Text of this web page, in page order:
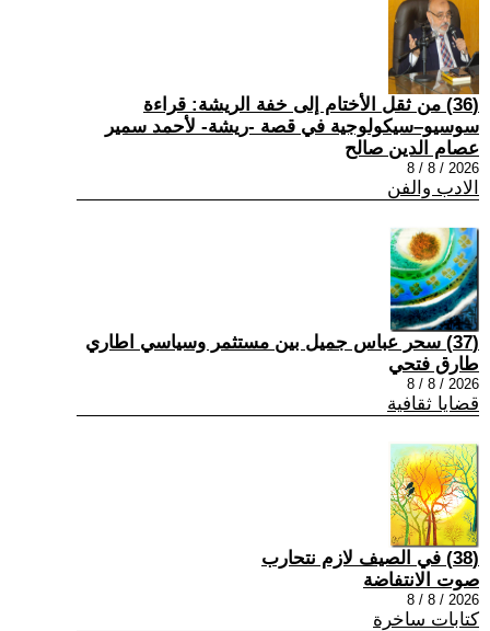
(36) من ثقل الأختام إلى خفة الريشة: قراءة
سوسيو–سيكولوجية في قصة -ريشة- لأحمد سمير
عصام الدين صالح
2026 / 8 / 8
الادب والفن
(37) سحر عباس جميل بين مستثمر وسياسي اطاري
طارق فتحي
2026 / 8 / 8
قضايا ثقافية
(38) في الصيف لازم نتحارب
صوت الانتفاضة
2026 / 8 / 8
كتابات ساخرة